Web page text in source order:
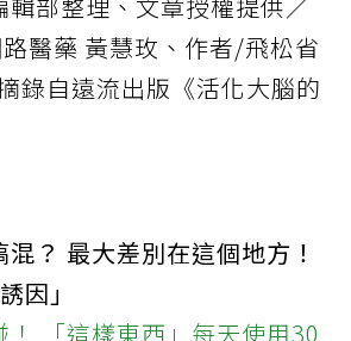
醫藥 黃慧玫、作者/飛松省
錄自遠流出版《活化大腦的
混？ 最大差別在這個地方！
因」
「這樣東西」每天使用30